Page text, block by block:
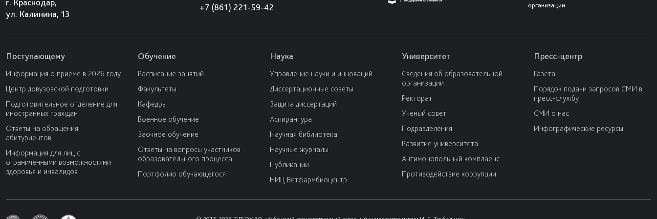
г. Краснодар,
ул. Калинина, 13
+7 (861) 221-59-42
организации
Поступающему
Информация о приеме в 2026 году
Центр довузовской подготовки
Подготовительное отделение для
иностранных граждан
Ответы на обращения
абитуриентов
Информация для лиц с
ограниченными возможностями
здоровья и инвалидов
Обучение
Расписание занятий
Факультеты
Кафедры
Военное обучение
Заочное обучение
Ответы на вопросы участников
образовательного процесса
Портфолио обучающегося
Наука
Управление науки и инноваций
Диссертационные советы
Защита диссертаций
Аспирантура
Научная библиотека
Научные журналы
Публикации
НИЦ Ветфармбиоцентр
Университет
Сведения об образовательной
организации
Ректорат
Ученый совет
Подразделения
Развитие университета
Антимонопольный комплаенс
Противодействие коррупции
Пресс-центр
Газета
Порядок подачи запросов СМИ в
пресс-службу
СМИ о нас
Инфографические ресурсы